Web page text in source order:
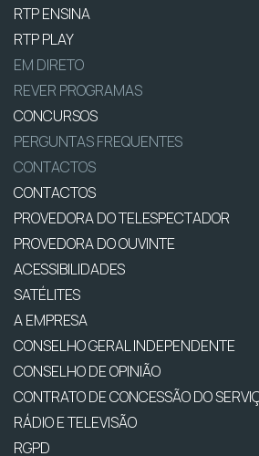
RTP ENSINA
RTP PLAY
EM DIRETO
REVER PROGRAMAS
CONCURSOS
PERGUNTAS FREQUENTES
CONTACTOS
CONTACTOS
PROVEDORA DO TELESPECTADOR
PROVEDORA DO OUVINTE
ACESSIBILIDADES
SATÉLITES
A EMPRESA
CONSELHO GERAL INDEPENDENTE
CONSELHO DE OPINIÃO
CONTRATO DE CONCESSÃO DO
RÁDIO E TELEVISÃO
RGPD